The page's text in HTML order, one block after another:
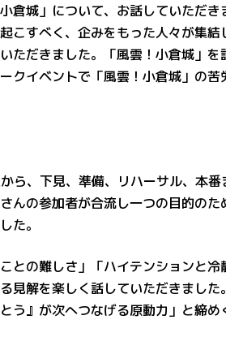
倉城」について、お話していただき
こすべく、企みをもった人々が集結
ただきました。「風雲！小倉城」を
クイベントで「風雲！小倉城」の
ら、下見、準備、リハーサル、本
んの参加者が合流し一つの目的の
た。
との難しさ」「ハイテンションと冷
見解を楽しく話していただきまし
う』が次へつなげる原動力」と締め